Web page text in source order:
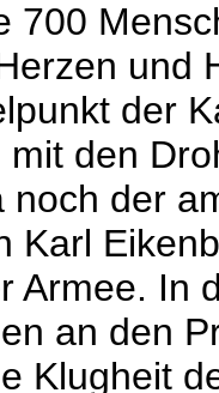
700
und
der
mit den
noch der
Karl
Armee. In
an den
Klugheit